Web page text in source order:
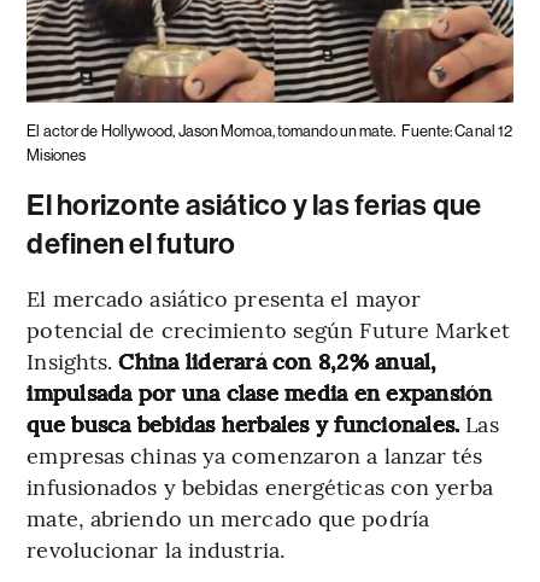
El actor de Hollywood, Jason Momoa, tomando un mate. Fuente: Canal 12
Misiones
El horizonte asiático y las ferias que
definen el futuro
El mercado asiático presenta el mayor
potencial de crecimiento según Future Market
Insights.China liderará con 8,2% anual,
impulsada por una clase media en expansión
que busca bebidas herbales y funcionales. Las
empresas chinas ya comenzaron a lanzar tés
infusionados y bebidas energéticas con yerba
mate, abriendo un mercado que podría
revolucionar la industria.